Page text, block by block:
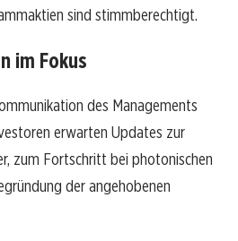
sind stimmberechtigt.
im Fokus
des Managements
erwarten Updates zur
zum Fortschritt bei photonischen
der angehobenen